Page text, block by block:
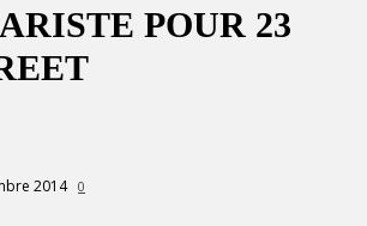
POUR 23
2014 0